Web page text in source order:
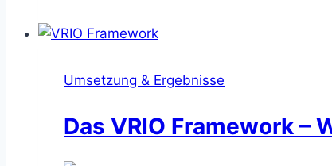
so
Du
versierten
Business
Umsetzung & Ergebnisse
Das VRIO Framework –